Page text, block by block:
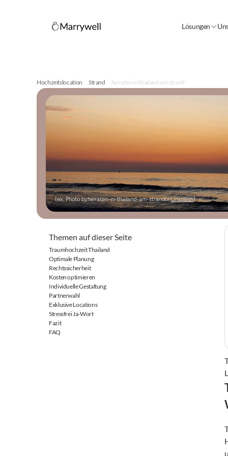
Lösungen
Hochzeitslocation Strand heiraten in thailand am strand
(ex: Photo byheiraten-in-thailand-am-strandonUnsplash)
Themen auf dieser Seite
Traumhochzeit Thailand
Optimale Planung
Rechtssicherheit
Kosten optimieren
Individuelle Gestaltung
Partnerwahl
Exklusive Locations
Stressfrei Ja-Wort
Fazit
FAQ